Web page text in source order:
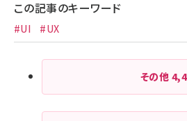
この記事のキーワード
#UI #UX
その他